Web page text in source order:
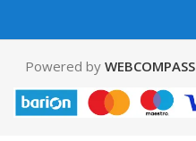
Powered by WEBCOMPASS